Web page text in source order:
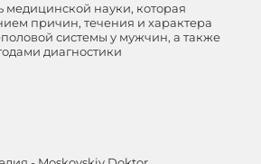
медицинской науки, которая
причин, течения и характера
системы у мужчин, а также
диагностики